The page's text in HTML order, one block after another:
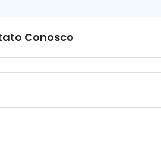
Conosco